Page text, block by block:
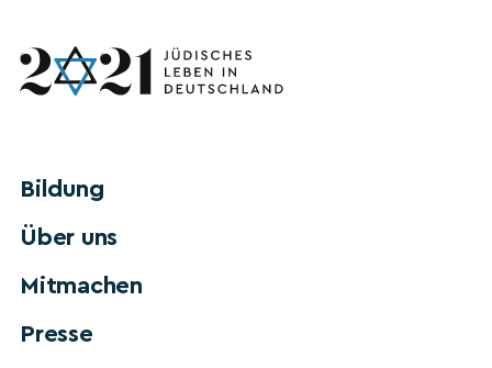
Bildung
Über uns
Mitmachen
Presse